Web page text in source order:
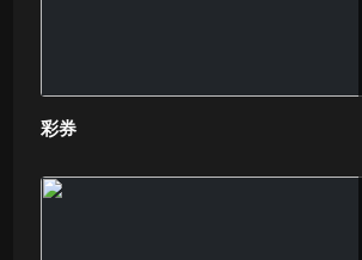
彩券